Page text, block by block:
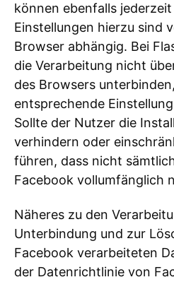
können ebenfalls
Einstellungen hierzu sind
Browser abhängig. Bei
die Verarbeitung nicht
des Browsers
entsprechende
Sollte der Nutzer die
verhindern oder
führen, dass nicht
Facebook vollumfänglich
Näheres zu den
Unterbindung und zur
Facebook verarbeiteten
der Datenrichtlinie von